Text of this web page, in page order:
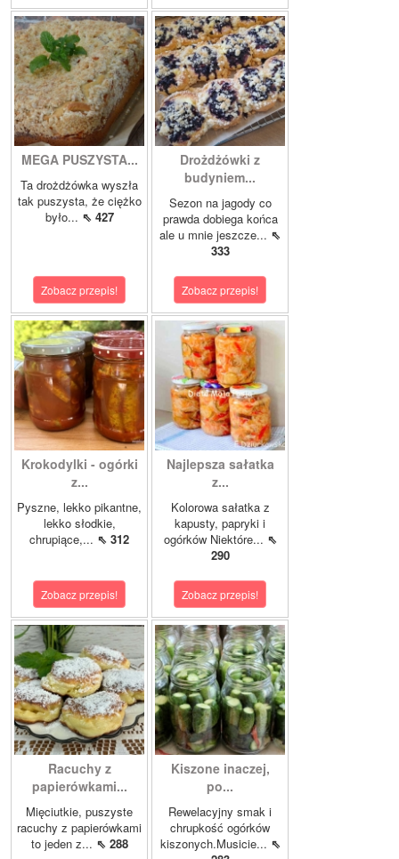
MEGA PUSZYSTA...
Ta drożdżówka wyszła
tak puszysta, że ciężko
było... ⇖ 427
Zobacz przepis!
Drożdżówki z
budyniem...
Sezon na jagody co
prawda dobiega końca
ale u mnie jeszcze... ⇖
333
Zobacz przepis!
Krokodylki - ogórki
z...
Pyszne, lekko pikantne,
lekko słodkie,
chrupiące,... ⇖ 312
Zobacz przepis!
Najlepsza sałatka
z...
Kolorowa sałatka z
kapusty, papryki i
ogórków Niektóre... ⇖
290
Zobacz przepis!
Racuchy z
papierówkami...
Mięciutkie, puszyste
racuchy z papierówkami
to jeden z... ⇖ 288
Kiszone inaczej,
po...
Rewelacyjny smak i
chrupkość ogórków
kiszonych.Musicie... ⇖